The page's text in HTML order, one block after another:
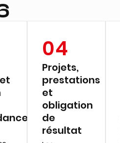
04
Projets,
prestations
et
obligation
de
résultat